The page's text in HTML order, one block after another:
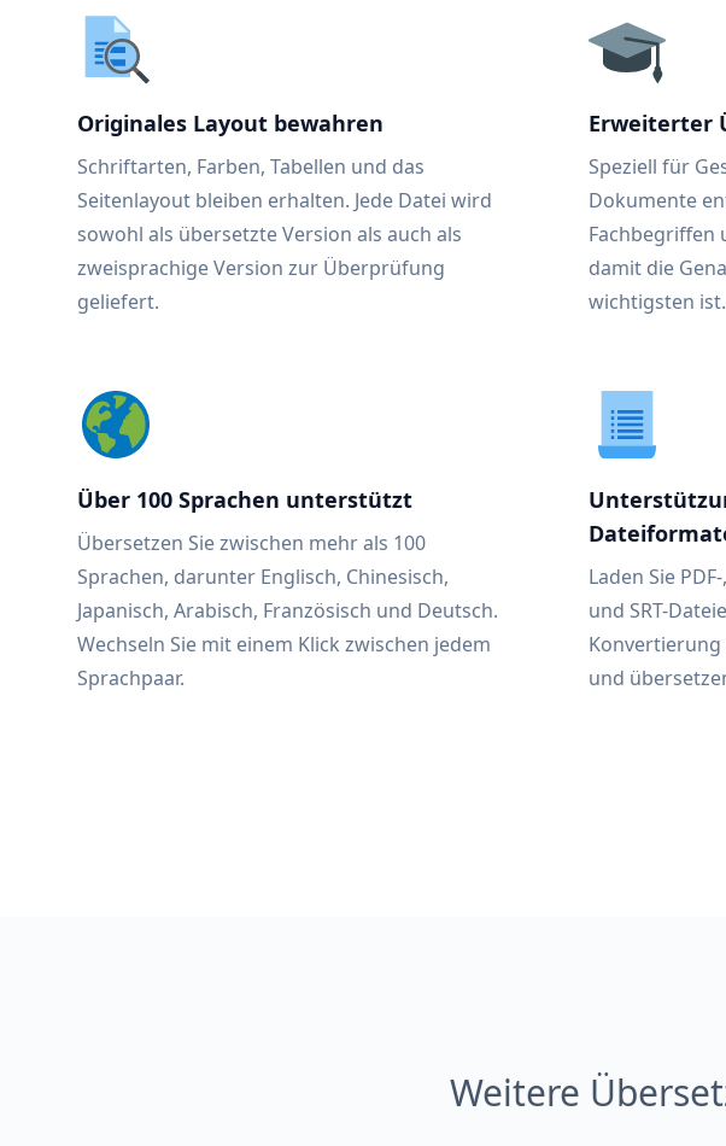
Originales Layout bewahren
Schriftarten, Farben, Tabellen und das
Seitenlayout bleiben erhalten. Jede Datei wird
sowohl als übersetzte Version als auch als
zweisprachige Version zur Überprüfung
geliefert.
Erweiterter
Speziell für
Dokumente
Fachbegriffen
damit die
wichtigsten ist.
Über 100 Sprachen unterstützt
Übersetzen Sie zwischen mehr als 100
Sprachen, darunter Englisch, Chinesisch,
Japanisch, Arabisch, Französisch und Deutsch.
Wechseln Sie mit einem Klick zwischen jedem
Sprachpaar.
Laden Sie PDF-
und SRT-
Konvertierung
und
Weitere